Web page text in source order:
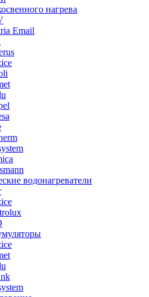
нагрева
Email
водонагреватели